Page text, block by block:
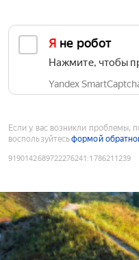
Я не робот
Нажмите, чтобы
Yandex
Если у вас возникли проблемы,
воспользуйтесьформой
9190142689722276241 :1786211239